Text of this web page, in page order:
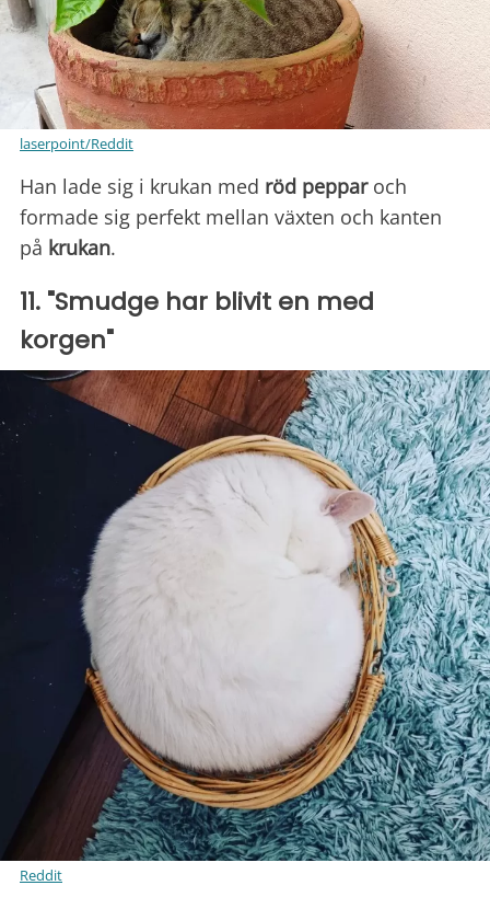
laserpoint/Reddit
Han lade sig i krukan med röd peppar och
formade sig perfekt mellan växten och kanten
på krukan.
11. "Smudge har blivit en med
korgen"
Reddit